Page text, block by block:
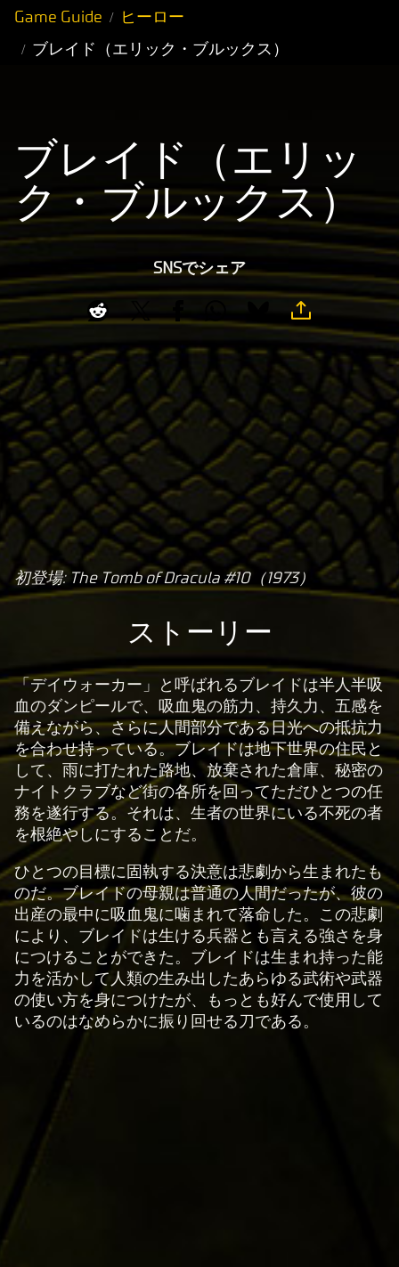
Game Guide
ヒーロー
ブレイド（エリック・ブルックス）
ブレイド（エリッ
ク・ブルックス）
SNSでシェア
A
p
t
&
P
l
a
y
再
生
を
ク
リ
ッ
ク
す
初登場: The Tomb of Dracula #10（1973）
ストーリー
「デイウォーカー」と呼ばれるブレイドは半人半吸
血のダンピールで、吸血鬼の筋力、持久力、五感を
備えながら、さらに人間部分である日光への抵抗力
を合わせ持っている。ブレイドは地下世界の住民と
して、雨に打たれた路地、放棄された倉庫、秘密の
ナイトクラブなど街の各所を回ってただひとつの任
務を遂行する。それは、生者の世界にいる不死の者
を根絶やしにすることだ。
ひとつの目標に固執する決意は悲劇から生まれたも
のだ。ブレイドの母親は普通の人間だったが、彼の
出産の最中に吸血鬼に噛まれて落命した。この悲劇
により、ブレイドは生ける兵器とも言える強さを身
につけることができた。ブレイドは生まれ持った能
力を活かして人類の生み出したあらゆる武術や武器
の使い方を身につけたが、もっとも好んで使用して
いるのはなめらかに振り回せる刀である。